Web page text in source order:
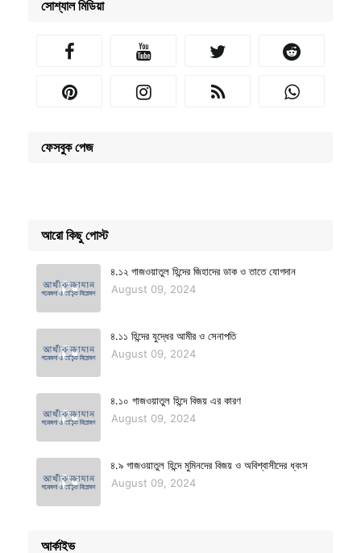
সোশ্যাল মিডিয়া
ফেসবুক পেজ
আরো কিছু পোস্ট
৪.১২ গাজওয়াতুল হিন্দের জিহাদের ডাক ও তাতে যোগদান
August 09, 2024
৪.১১ হিন্দের যুদ্ধের আমীর ও সেনাপতি
August 09, 2024
৪.১০ গাজওয়াতুল হিন্দে বিজয় এর কারণ
August 09, 2024
৪.৯ গাজওয়াতুল হিন্দে মুমিনদের বিজয় ও অবিশ্বাসীদের ধ্বংস
August 09, 2024
আর্কাইভ